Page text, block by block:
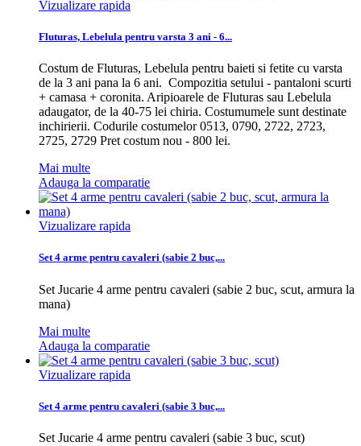
Vizualizare rapida
Fluturas, Lebelula pentru varsta 3 ani - 6...
Costum de Fluturas, Lebelula pentru baieti si fetite cu varsta
de la 3 ani pana la 6 ani. Compozitia setului - pantaloni scurti
+ camasa + coronita. Aripioarele de Fluturas sau Lebelula
adaugator, de la 40-75 lei chiria. Costumumele sunt destinate
inchirierii. Codurile costumelor 0513, 0790, 2722, 2723,
2725, 2729 Pret costum nou - 800 lei.
Mai multe
Adauga la comparatie
Vizualizare rapida
Set 4 arme pentru cavaleri (sabie 2 buc,...
Set Jucarie 4 arme pentru cavaleri (sabie 2 buc, scut, armura la
mana)
Mai multe
Adauga la comparatie
Vizualizare rapida
Set 4 arme pentru cavaleri (sabie 3 buc,...
Set Jucarie 4 arme pentru cavaleri (sabie 3 buc, scut)